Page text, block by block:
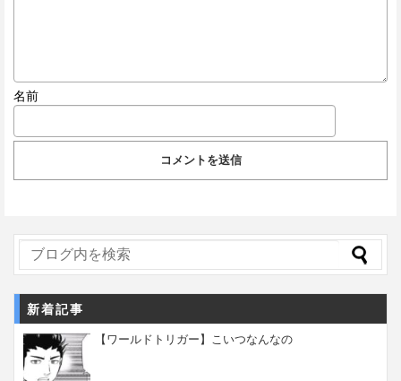
名前
新着記事
【ワールドトリガー】こいつなんなの